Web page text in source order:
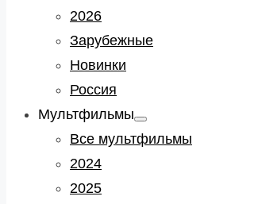
2026
Зарубежные
Новинки
Россия
Мультфильмы
Show
sub
menu
Все мультфильмы
2024
2025